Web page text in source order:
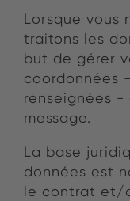
Lorsque vous
traitons les
but de gérer
coordonnées
renseignées
message.
La base
données est
le contrat et/